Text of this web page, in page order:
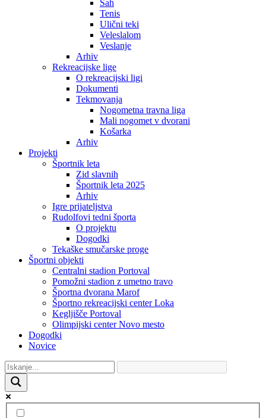
Šah
Tenis
Ulični teki
Veleslalom
Veslanje
Arhiv
Rekreacijske lige
O rekreacijski ligi
Dokumenti
Tekmovanja
Nogometna travna liga
Mali nogomet v dvorani
Košarka
Arhiv
Projekti
Športnik leta
Zid slavnih
Športnik leta 2025
Arhiv
Igre prijateljstva
Rudolfovi tedni športa
O projektu
Dogodki
Tekaške smučarske proge
Športni objekti
Centralni stadion Portoval
Pomožni stadion z umetno travo
Športna dvorana Marof
Športno rekreacijski center Loka
Kegljišče Portoval
Olimpijski center Novo mesto
Dogodki
Novice